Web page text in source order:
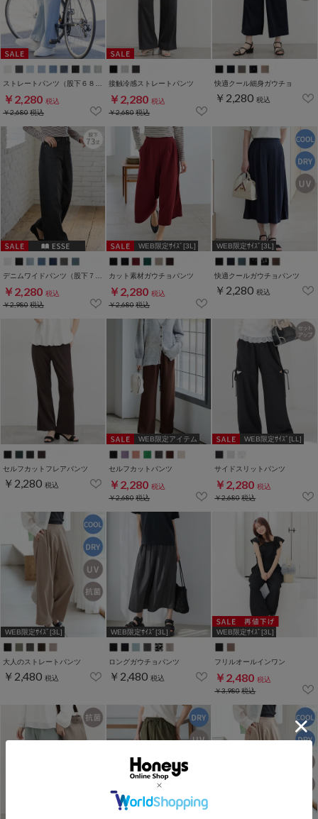
￥2,280 税込
￥2,680税込
接触冷感ストレートパンツ
￥2,280 税込
￥2,680税込
快適クール細身ガウチョ
￥2,280 税込
デニムワイドパンツ（股下７３ｃｍ）
￥2,280 税込
￥2,980税込
WEB限定ｻｲｽﾞ[3L]
カット素材ガウチョパンツ
￥2,280 税込
￥2,680税込
WEB限定ｻｲｽﾞ[3L]
快適クールガウチョパンツ
￥2,280 税込
セルフカットフレアパンツ
￥2,280 税込
WEB限定アイテム
セルフカットパンツ
￥2,280 税込
￥2,680税込
WEB限定ｻｲｽﾞ[LL]
サイドスリットパンツ
￥2,280 税込
￥2,680税込
WEB限定ｻｲｽﾞ[3L]
大人のストレートパンツ
￥2,480 税込
WEB限定ｻｲｽﾞ[3L]
ロングガウチョパンツ
￥2,480 税込
WEB限定ｻｲｽﾞ[3L]
フリルオールインワン
￥2,480 税込
￥3,980税込